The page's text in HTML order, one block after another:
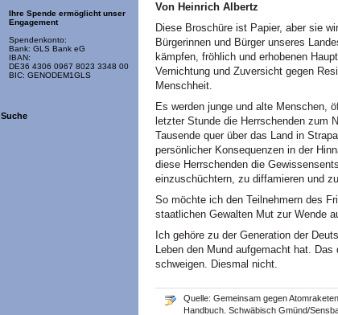
Ihre Spende ermöglicht unser
Engagement
Spendenkonto:
Bank: GLS Bank eG
IBAN:
DE36 4306 0967 8023 3348 00
BIC: GENODEM1GLS
Suche
Von Heinrich Albertz
Diese Broschüre ist Papier, aber sie
Bürgerinnen und Bürger unseres
kämpfen, fröhlich und erhobenen
Vernichtung und Zuversicht gegen
Menschheit.
Es werden junge und alte Menschen,
letzter Stunde die Herrschenden zum
Tausende quer über das Land in
persönlicher Konsequenzen in der
diese Herrschenden die
einzuschüchtern, zu diffamieren und
So möchte ich den Teilnehmern des
staatlichen Gewalten Mut zur Wende
Ich gehöre zu der Generation der
Leben den Mund aufgemacht hat.
schweigen. Diesmal nicht.
Quelle: Gemeinsam gegen
Handbuch. Schwäbisch Gmünd/